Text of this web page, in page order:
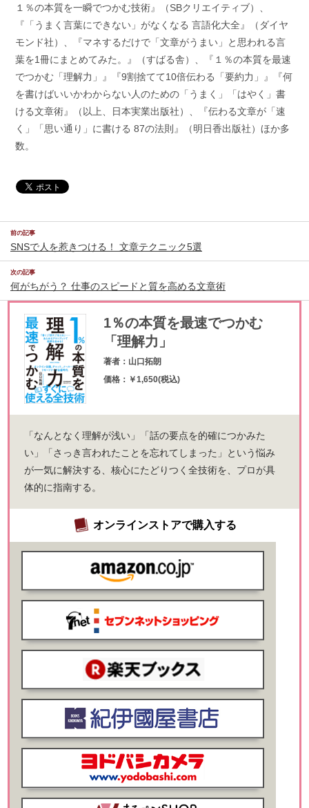
１％の本質を一瞬でつかむ技術』（SBクリエイティブ）、
『「うまく言葉にできない」がなくなる 言語化大全』（ダイヤ
モンド社）、『マネするだけで「文章がうまい」と思われる言
葉を1冊にまとめてみた。』（すばる舎）、『１％の本質を最速
でつかむ「理解力」』『9割捨てて10倍伝わる「要約力」』『何
を書けばいいかわからない人のための「うまく」「はやく」書
ける文章術』（以上、日本実業出版社）、『伝わる文章が「速
く」「思い通り」に書ける 87の法則』（明日香出版社）ほか多
数。
前の記事
SNSで人を惹きつける！ 文章テクニック5選
次の記事
何がちがう？ 仕事のスピードと質を高める文章術
1％の本質を最速でつかむ
「理解力」
著者：山口拓朗
価格：￥1,650(税込)
「なんとなく理解が浅い」「話の要点を的確につかみた
い」「さっき言われたことを忘れてしまった」という悩み
が一気に解決する、核心にたどりつく全技術を、プロが具
体的に指南する。
オンラインストアで購入する